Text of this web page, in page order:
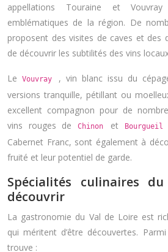
appellations Touraine et
emblématiques de la région. De
proposent des visites de caves et des
de découvrir les subtilités des vins
Le Vouvray , vin blanc issu du
versions tranquille, pétillant ou
excellent compagnon pour de
vins rouges de
Chinon et Bourgueil
Cabernet Franc, sont également à
fruité et leur potentiel de garde.
Spécialités culinaires
découvrir
La gastronomie du Val de Loire est
qui méritent d’être découvertes.
trouve :